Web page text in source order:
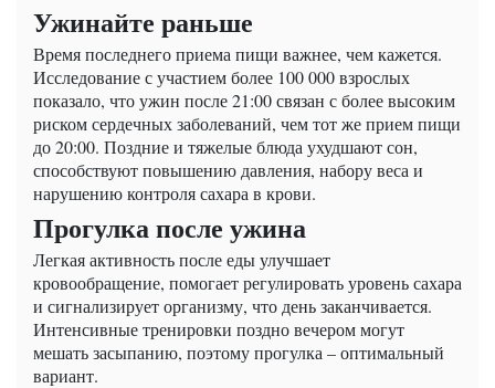
Ужинайте раньше
Время последнего приема пищи важнее, чем кажется.
Исследование с участием более 100 000 взрослых
показало, что ужин после 21:00 связан с более высоким
риском сердечных заболеваний, чем тот же прием пищи
до 20:00. Поздние и тяжелые блюда ухудшают сон,
способствуют повышению давления, набору веса и
нарушению контроля сахара в крови.
Прогулка после ужина
Легкая активность после еды улучшает
кровообращение, помогает регулировать уровень сахара
и сигнализирует организму, что день заканчивается.
Интенсивные тренировки поздно вечером могут
мешать засыпанию, поэтому прогулка – оптимальный
вариант.